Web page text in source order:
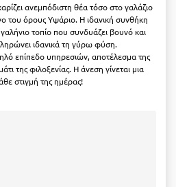
ανεμπόδιστη θέα τόσο στο γαλάζιο
του όρους Υψάριο. Η ιδανική συνθήκη
τοπίο που συνδυάζει βουνό και
ιδανικά τη γύρω φύση.
επίπεδο υπηρεσιών, αποτέλεσμα της
της φιλοξενίας. Η άνεση γίνεται μια
στιγμή της ημέρας!